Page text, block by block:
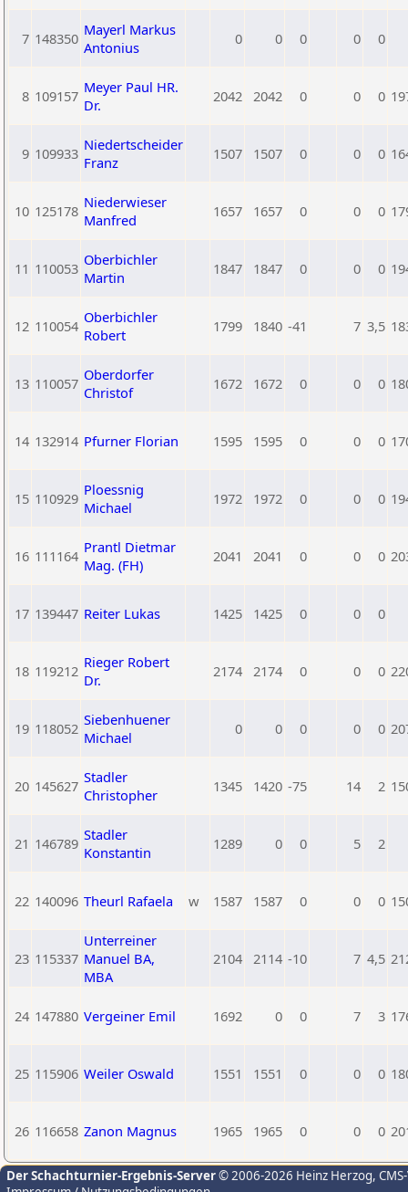
7 148350 Mayerl Markus
Antonius
0 0 0 0 0
8 109157 Meyer Paul HR.
Dr.
2042 2042 0 0 0
9 109933 Niedertscheider
Franz
1507 1507 0 0 0
10 125178 Niederwieser
Manfred
1657 1657 0 0 0
11 110053 Oberbichler
Martin
1847 1847 0 0 0
12 110054 Oberbichler
Robert
1799 1840 -41 7 3,5
13 110057 Oberdorfer
Christof
1672 1672 0 0 0
14 132914 Pfurner Florian 1595 1595 0 0 0
15 110929 Ploessnig
Michael
1972 1972 0 0 0
16 111164 Prantl Dietmar
Mag. (FH)
2041 2041 0 0 0
17 139447 Reiter Lukas 1425 1425 0 0 0
18 119212 Rieger Robert
Dr.
2174 2174 0 0 0
19 118052 Siebenhuener
Michael
0 0 0 0 0
20 145627 Stadler
Christopher
1345 1420 -75 14 2
21 146789 Stadler
Konstantin
1289 0 0 5 2
22 140096 Theurl Rafaela w 1587 1587 0 0 0
23 115337
Unterreiner
Manuel BA,
MBA
2104 2114 -10 7 4,5
24 147880 Vergeiner Emil 1692 0 0 7 3
25 115906 Weiler Oswald 1551 1551 0 0 0
26 116658 Zanon Magnus 1965 1965 0 0 0
Der Schachturnier-Ergebnis-Server© 2006-2026 Heinz Herzog,